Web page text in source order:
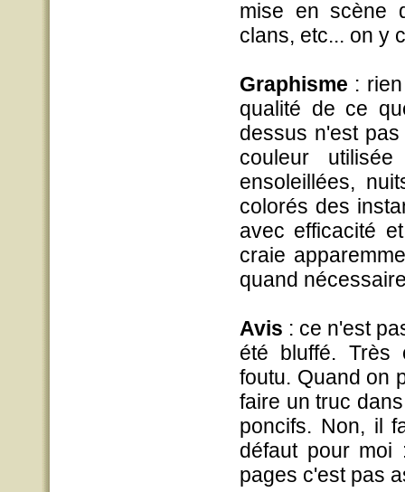
mise en scène
clans, etc... on y
Graphisme :
qualité de ce
dessus n'est
couleur
ensoleillées,
colorés des
avec efficacité
craie
quand
Avis : ce n'est
été bluffé. Très
foutu. Quand on
faire un truc
poncifs. Non, il
défaut pour moi
pages c'est pas